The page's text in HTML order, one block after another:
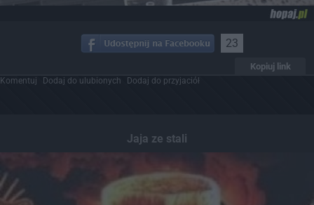
23
Kopiuj link
Komentuj Dodaj do ulubionych Dodaj do przyjaciół
Jaja ze stali